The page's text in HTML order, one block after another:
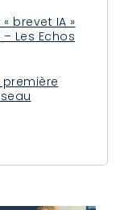
brevet IA »
Les Echos
première